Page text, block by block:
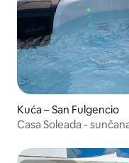
Kuća – San Fulgencio
Casa Soleada -